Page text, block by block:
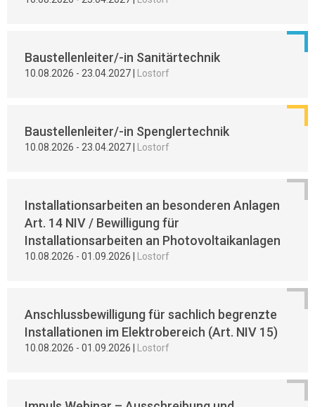
Baustellenleiter/-in Sanitärtechnik
10.08.2026 - 23.04.2027 Lostorf
Baustellenleiter/-in Spenglertechnik
10.08.2026 - 23.04.2027 Lostorf
Installationsarbeiten an besonderen Anlagen
Art. 14 NIV / Bewilligung für
Installationsarbeiten an Photovoltaikanlagen
10.08.2026 - 01.09.2026 Lostorf
Anschlussbewilligung für sachlich begrenzte
Installationen im Elektrobereich (Art. NIV 15)
10.08.2026 - 01.09.2026 Lostorf